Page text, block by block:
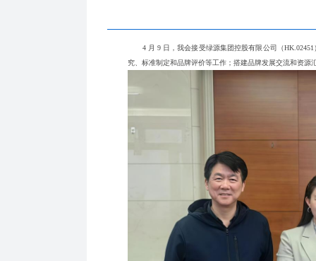
4 月 9 日，我会接受绿源集团控股有限公司（HK.02451
究、标准制定和品牌评价等工作；搭建品牌发展交流和资